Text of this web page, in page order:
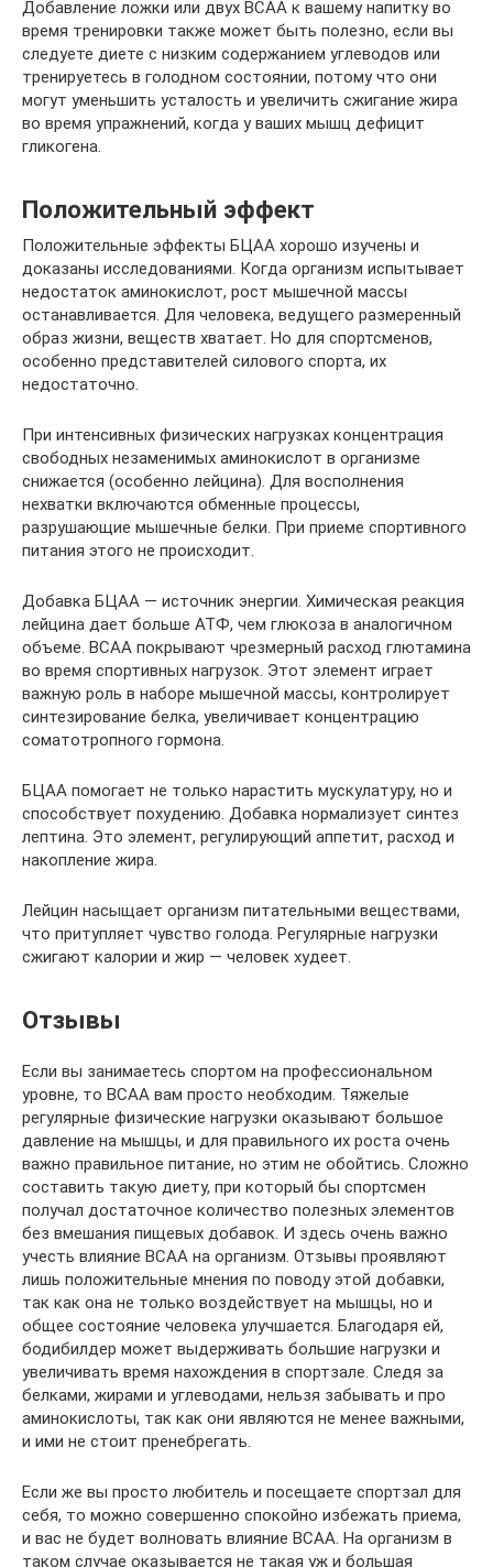
Добавление ложки или двух BCAA к вашему напитку во
время тренировки также может быть полезно, если вы
следуете диете с низким содержанием углеводов или
тренируетесь в голодном состоянии, потому что они
могут уменьшить усталость и увеличить сжигание жира
во время упражнений, когда у ваших мышц дефицит
гликогена.
Положительный эффект
Положительные эффекты БЦАА хорошо изучены и
доказаны исследованиями. Когда организм испытывает
недостаток аминокислот, рост мышечной массы
останавливается. Для человека, ведущего размеренный
образ жизни, веществ хватает. Но для спортсменов,
особенно представителей силового спорта, их
недостаточно.
При интенсивных физических нагрузках концентрация
свободных незаменимых аминокислот в организме
снижается (особенно лейцина). Для восполнения
нехватки включаются обменные процессы,
разрушающие мышечные белки. При приеме спортивного
питания этого не происходит.
Добавка БЦАА — источник энергии. Химическая реакция
лейцина дает больше АТФ, чем глюкоза в аналогичном
объеме. BCAA покрывают чрезмерный расход глютамина
во время спортивных нагрузок. Этот элемент играет
важную роль в наборе мышечной массы, контролирует
синтезирование белка, увеличивает концентрацию
соматотропного гормона.
БЦАА помогает не только нарастить мускулатуру, но и
способствует похудению. Добавка нормализует синтез
лептина. Это элемент, регулирующий аппетит, расход и
накопление жира.
Лейцин насыщает организм питательными веществами,
что притупляет чувство голода. Регулярные нагрузки
сжигают калории и жир — человек худеет.
Отзывы
Если вы занимаетесь спортом на профессиональном
уровне, то ВСАА вам просто необходим. Тяжелые
регулярные физические нагрузки оказывают большое
давление на мышцы, и для правильного их роста очень
важно правильное питание, но этим не обойтись. Сложно
составить такую диету, при который бы спортсмен
получал достаточное количество полезных элементов
без вмешания пищевых добавок. И здесь очень важно
учесть влияние ВСАА на организм. Отзывы проявляют
лишь положительные мнения по поводу этой добавки,
так как она не только воздействует на мышцы, но и
общее состояние человека улучшается. Благодаря ей,
бодибилдер может выдерживать большие нагрузки и
увеличивать время нахождения в спортзале. Следя за
белками, жирами и углеводами, нельзя забывать и про
аминокислоты, так как они являются не менее важными,
и ими не стоит пренебрегать.
Если же вы просто любитель и посещаете спортзал для
себя, то можно совершенно спокойно избежать приема,
и вас не будет волновать влияние ВСАА. На организм в
таком случае оказывается не такая уж и большая